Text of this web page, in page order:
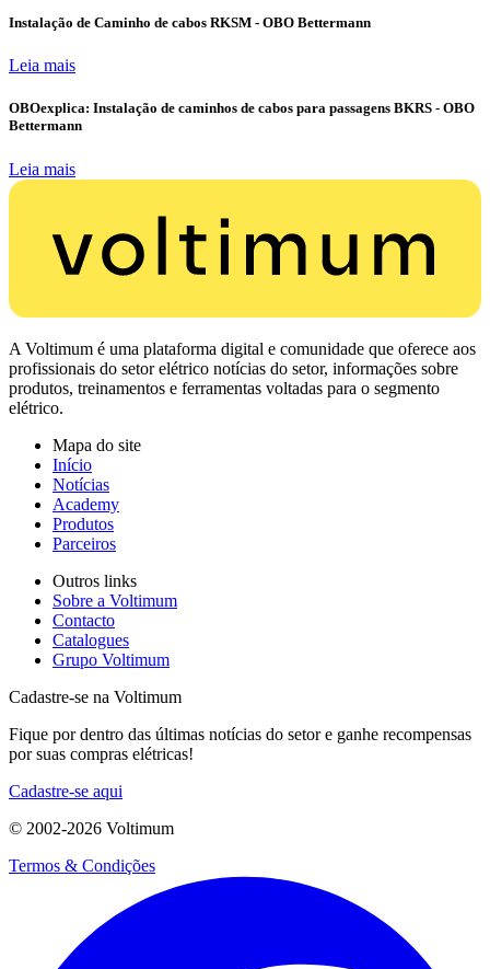
Instalação de Caminho de cabos RKSM - OBO Bettermann
Leia mais
OBOexplica: Instalação de caminhos de cabos para passagens BKRS - OBO
Bettermann
Leia mais
A Voltimum é uma plataforma digital e comunidade que oferece aos
profissionais do setor elétrico notícias do setor, informações sobre
produtos, treinamentos e ferramentas voltadas para o segmento
elétrico.
Mapa do site
Início
Notícias
Academy
Produtos
Parceiros
Outros links
Sobre a Voltimum
Contacto
Catalogues
Grupo Voltimum
Cadastre-se na Voltimum
Fique por dentro das últimas notícias do setor e ganhe recompensas
por suas compras elétricas!
Cadastre-se aqui
© 2002-2026 Voltimum
Termos & Condições